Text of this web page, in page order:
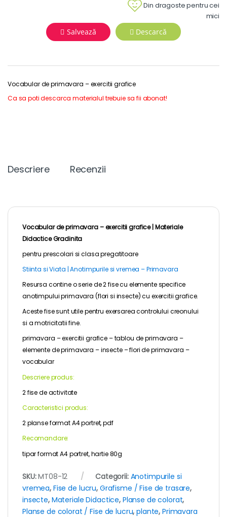
Din dragoste pentru cei
mici
Salvează Descarcă
Vocabular de primavara – exercitii grafice
Ca sa poti descarca materialul trebuie sa fii abonat!
Descriere Recenzii
Vocabular de primavara – exercitii grafice | Materiale
Didactice Gradinita
pentru prescolari si clasa pregatitoare
Stiinta si Viata | Anotimpurile si vremea – Primavara
Resursa contine o serie de 2 fise cu elemente specifice
anotimpului primavara (flori si insecte) cu exercitii grafice.
Aceste fise sunt utile pentru exersarea controlului creonului
si a motricitatii fine.
primavara – exercitii grafice – tablou de primavara –
elemente de primavara – insecte – flori de primavara –
vocabular
Descriere produs:
2 fise de activitate
Caracteristici produs:
2 planse format A4 portret, pdf
Recomandare:
tipar format A4 portret, hartie 80g
SKU:MT08-12 Categorii: Anotimpurile si
vremea, Fise de lucru, Grafisme / Fise de trasare,
insecte, Materiale Didactice, Planse de colorat,
Planse de colorat / Fise de lucru,plante,Primavara